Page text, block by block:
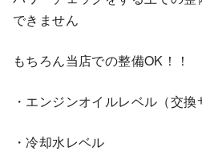
できません
もちろん当店での整備OK！！
・エンジンオイルレベル（交換
・冷却水レベル